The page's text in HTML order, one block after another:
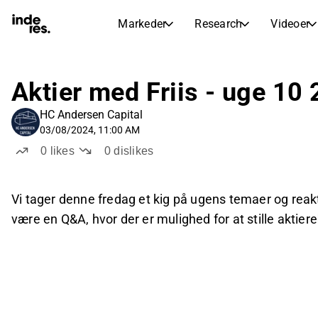
Markeder Research Videoer
Markeder
Kommende og tidligere udbytter
Research
Ekspertaktieanalyse og anbefalinger
Aktier med Friis - uge 10
HC Andersen Capital
03/08/2024, 11:00 AM
0 likes 0dislikes
Vi tager denne fredag et kig på ugens temaer og
være en Q&A, hvor der er mulighed for at stille